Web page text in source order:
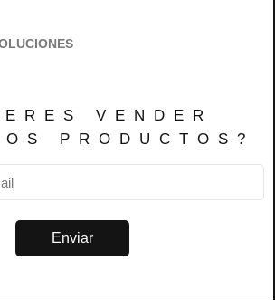
VENDER
PRODUCTOS?
Enviar